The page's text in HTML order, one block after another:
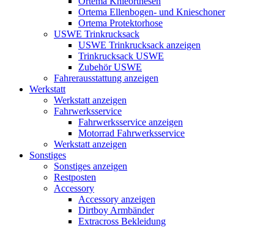
Ortema Ellenbogen- und Knieschoner
Ortema Protektorhose
USWE Trinkrucksack
USWE Trinkrucksack anzeigen
Trinkrucksack USWE
Zubehör USWE
Fahrerausstattung anzeigen
Werkstatt
Werkstatt anzeigen
Fahrwerksservice
Fahrwerksservice anzeigen
Motorrad Fahrwerksservice
Werkstatt anzeigen
Sonstiges
Sonstiges anzeigen
Restposten
Accessory
Accessory anzeigen
Dirtboy Armbänder
Extracross Bekleidung